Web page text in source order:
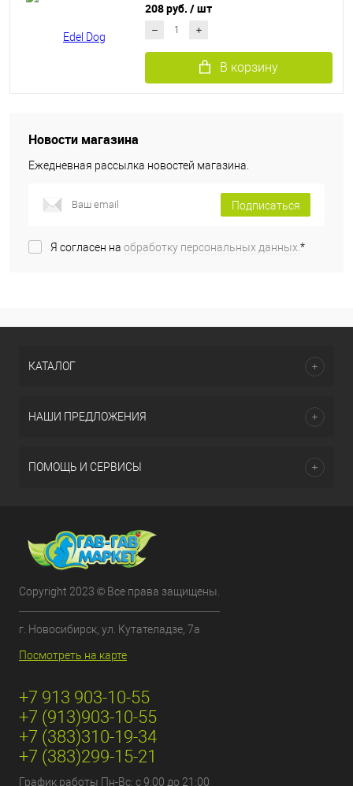
208 руб. / шт
В корзину
Новости магазина
Ежедневная рассылка новостей магазина.
Подписаться
Я согласен на обработку персональных данных.*
КАТАЛОГ
НАШИ ПРЕДЛОЖЕНИЯ
ПОМОЩЬ И СЕРВИСЫ
Copyright 2023 © Все права защищены.
г. Новосибирск, ул. Кутателадзе, 7а
Посмотреть на карте
+7 913 903-10-55
+7 (913)903-10-55
+7 (383)310-19-34
+7 (383)299-15-21
График работы Пн-Вс: с 9:00 до 21:00